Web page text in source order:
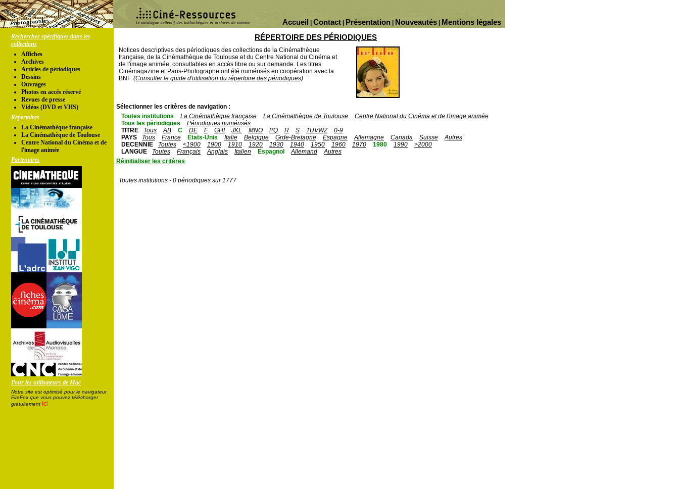
Mentions légales
Nouveautés
Présentation
Contact
Accueil
Recherches spécifiques dans les
collections
Affiches
Archives
Articles de périodiques
Dessins
Ouvrages
Photos en accés réservé
Revues de presse
Vidéos (DVD et VHS)
Répertoires
La Cinémathèque française
La Cinémathèque de Toulouse
Centre National du Cinéma et de
l'image animée
Partenaires
Pour les utilisateurs de Mac
Notre site est optimisé pour le navigateur
FireFox que vous pouvez télécharger
gratuitement ici
RÉPERTOIRE DES PÉRIODIQUES
Notices descriptives des périodiques des collections de la Cinémathèque
française, de la Cinémathèque de Toulouse et du Centre National du Cinéma et
de l'image animée, consultables en accès libre ou sur demande. Les titres
Cinémagazine et Paris-Photographe ont été numérisés en coopération avec la
BNF. (Consulter le guide d'utilisation du répertoire des périodiques)
Sélectionner les critères de navigation :
Toutes institutions
La Cinémathèque française La Cinémathèque de Toulouse
Centre National du Cinéma et de l'image animée
Tous les périodiques
Périodiques numérisés
TITRE
Tous AB C DE F GHI JKL MNO PQ R S TUVWZ
0-9
PAYS
Tous France Etats-Unis Italie Belgique Grde-Bretagne Espagne Allemagne Canada Suisse
Autres
DECENNIE
Toutes <1900 1900 1910 1920 1930 1940 1950 1960 1970 1980 1990
>2000
LANGUE
Toutes Français Anglais Italien Espagnol Allemand
Autres
Réinitialiser les critères
Toutes institutions - 0 périodiques sur 1777